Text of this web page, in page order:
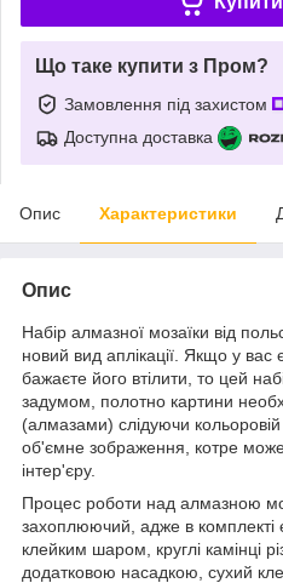
Що таке купити з Пром?
Замовлення під захистом
Доступна доставка
Опис Характеристики
Опис
Набір алмазної мозаїки від
новий вид аплікації. Якщо у вас
бажаєте його втілити, то цей
задумом, полотно картини
(алмазами) слідуючи
об'ємне зображення, котре
інтер'єру.
Процес роботи над алмазною
захоплюючий, адже в комплекті
клейким шаром, круглі камінці
додатковою насадкою, сухий